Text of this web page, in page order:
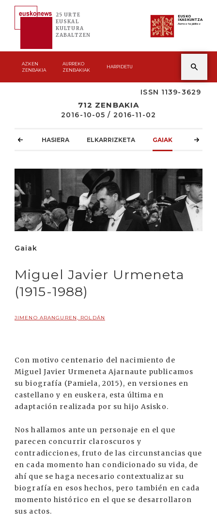
25 URTE
EUSKAL
KULTURA
ZABALTZEN
EUSKO
IKASKUNTZA
Asmoz ta jakitez
AZKEN
ZENBAKIA
AURREKO
ZENBAKIAK
HARPIDETU
ISSN 1139-3629
712 ZENBAKIA
2016-10-05 / 2016-11-02
HASIERA ELKARRIZKETA GAIAK
Gaiak
Miguel Javier Urmeneta
(1915-1988)
JIMENO ARANGUREN, ROLDÁN
Con motivo centenario del nacimiento de
Miguel Javier Urmeneta Ajarnaute publicamos
su biografía (Pamiela, 2015), en versiones en
castellano y en euskera, esta última en
adaptación realizada por su hijo Asisko.
Nos hallamos ante un personaje en el que
parecen concurrir claroscuros y
contradicciones, fruto de las circunstancias que
en cada momento han condicionado su vida, de
ahí que se haga necesario contextualizar su
biografía en esos hechos, pero también en cada
momento histórico en el que se desarrollaron
sus actos.